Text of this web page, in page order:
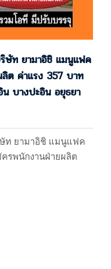
ษัท ยามาอิชิ แมนูแฟค
ต ค่าแรง 357 บาท
บางปะอิน อยุธยา
ท ยามาอิชิ แมนูแฟค
ครพนักงานฝ่ายผลิต
ตสาหกรรมบางปะอิน
รับโดย :